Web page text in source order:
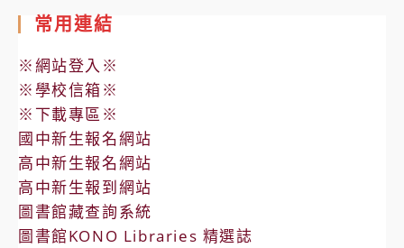
常用連結
※網站登入※
※學校信箱※
※下載專區※
國中新生報名網站
高中新生報名網站
高中新生報到網站
圖書館藏查詢系統
圖書館KONO Libraries 精選誌